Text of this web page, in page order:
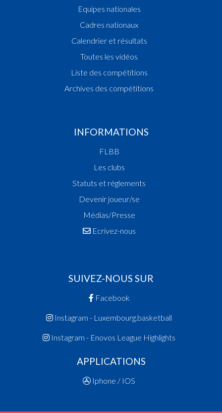
Equipes nationales
Cadres nationaux
Calendrier et résultats
Toutes les vidéos
Liste des compétitions
Archives des compétitions
INFORMATIONS
FLBB
Les clubs
Statuts et réglements
Devenir joueur/se
Médias/Presse
Ecrivez-nous
SUIVEZ-NOUS SUR
Facebook
Instagram - Luxembourg.basketball
Instagram - Enovos League Highlights
APPLICATIONS
Iphone / IOS